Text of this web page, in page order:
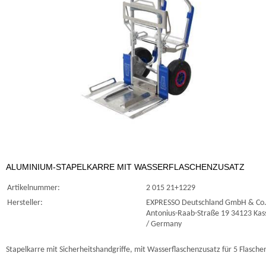
ALUMINIUM-STAPELKARRE MIT WASSERFLASCHENZUSATZ
Artikelnummer:
2 015 21+1229
Hersteller:
EXPRESSO Deutschland GmbH &
Antonius-Raab-Straße 19 34123
/ Germany
Stapelkarre mit Sicherheitshandgriffe, mit Wasserflaschenzusatz für 5